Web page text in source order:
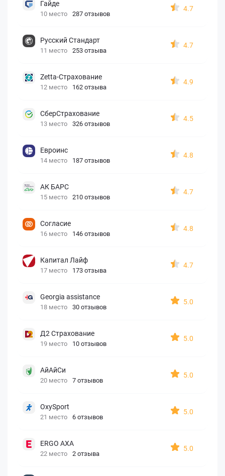
Гайде
10 место 287 отзывов
4.7
Русский Стандарт
11 место 253 отзыва
4.7
Zetta-Страхование
12 место 162 отзыва
4.9
СберСтрахование
13 место 326 отзывов
4.5
Евроинс
14 место 187 отзывов
4.8
АК БАРС
15 место 210 отзывов
4.7
Согласие
16 место 146 отзывов
4.8
Капитал Лайф
17 место 173 отзыва
4.7
Georgia assistance
18 место 30 отзывов
5.0
Д2 Страхование
19 место 10 отзывов
5.0
АйАйСи
20 место 7 отзывов
5.0
OxySport
21 место 6 отзывов
5.0
ERGO AXA
22 место 2 отзыва
5.0